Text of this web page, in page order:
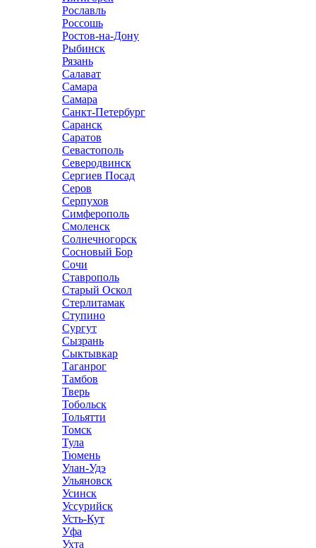
Рославль
Россошь
Ростов-на-Дону
Рыбинск
Рязань
Салават
Самара
Самара
Санкт-Петербург
Саранск
Саратов
Севастополь
Северодвинск
Сергиев Посад
Серов
Серпухов
Симферополь
Смоленск
Солнечногорск
Сосновый Бор
Сочи
Ставрополь
Старый Оскол
Стерлитамак
Ступино
Сургут
Сызрань
Сыктывкар
Таганрог
Тамбов
Тверь
Тобольск
Тольятти
Томск
Тула
Тюмень
Улан-Удэ
Ульяновск
Усинск
Уссурийск
Усть-Кут
Уфа
Ухта